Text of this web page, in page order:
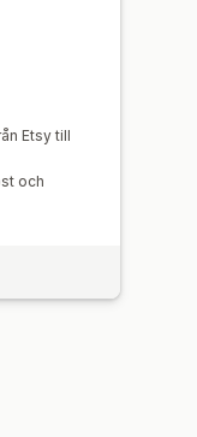
Etsy till
och